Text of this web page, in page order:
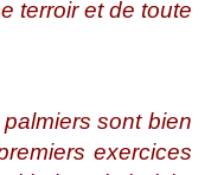
terroir et de toute
sont bien
exercices